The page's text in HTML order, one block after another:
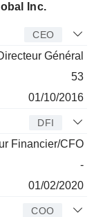
Inc.
CEO
Général
53
01/10/2016
DFI
Financier/CFO
-
01/02/2020
COO